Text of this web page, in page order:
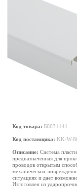
Код товара: Б0031141
Код поставщика: KK-W-
Описание: Система
предназначенная для
проводов открытым
механических
ситуациях и дает
Изготовлен из